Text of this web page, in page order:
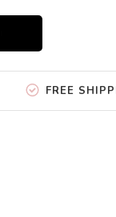
FREE